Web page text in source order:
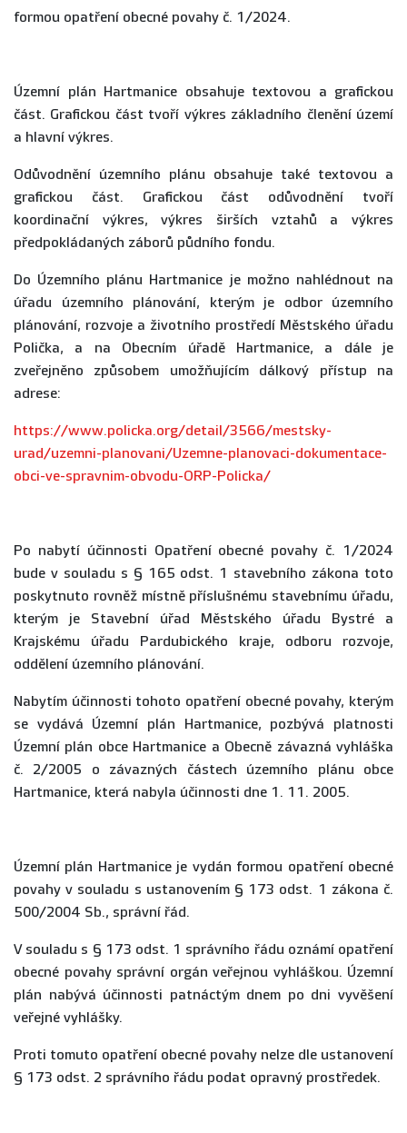
formou opatření obecné povahy č. 1/2024.
Územní plán Hartmanice obsahuje textovou a grafickou
část. Grafickou část tvoří výkres základního členění území
a hlavní výkres.
Odůvodnění územního plánu obsahuje také textovou a
grafickou část. Grafickou část odůvodnění tvoří
koordinační výkres, výkres širších vztahů a výkres
předpokládaných záborů půdního fondu.
Do Územního plánu Hartmanice je možno nahlédnout na
úřadu územního plánování, kterým je odbor územního
plánování, rozvoje a životního prostředí Městského úřadu
Polička, a na Obecním úřadě Hartmanice, a dále je
zveřejněno způsobem umožňujícím dálkový přístup na
adrese:
https://www.policka.org/detail/3566/mestsky-
urad/uzemni-planovani/Uzemne-planovaci-dokumentace-
obci-ve-spravnim-obvodu-ORP-Policka/
Po nabytí účinnosti Opatření obecné povahy č. 1/2024
bude v souladu s § 165 odst. 1 stavebního zákona toto
poskytnuto rovněž místně příslušnému stavebnímu úřadu,
kterým je Stavební úřad Městského úřadu Bystré a
Krajskému úřadu Pardubického kraje, odboru rozvoje,
oddělení územního plánování.
Nabytím účinnosti tohoto opatření obecné povahy, kterým
se vydává Územní plán Hartmanice, pozbývá platnosti
Územní plán obce Hartmanice a Obecně závazná vyhláška
č. 2/2005 o závazných částech územního plánu obce
Hartmanice, která nabyla účinnosti dne 1. 11. 2005.
Územní plán Hartmanice je vydán formou opatření obecné
povahy v souladu s ustanovením § 173 odst. 1 zákona č.
500/2004 Sb., správní řád.
V souladu s § 173 odst. 1 správního řádu oznámí opatření
obecné povahy správní orgán veřejnou vyhláškou. Územní
plán nabývá účinnosti patnáctým dnem po dni vyvěšení
veřejné vyhlášky.
Proti tomuto opatření obecné povahy nelze dle ustanovení
§ 173 odst. 2 správního řádu podat opravný prostředek.